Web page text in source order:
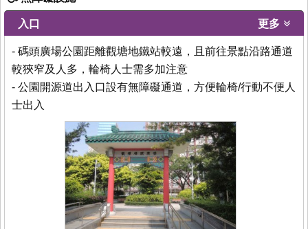
入口 更多
- 碼頭廣場公園距離觀塘地鐵站較遠，且前往景點沿路通道
較狹窄及人多，輪椅人士需多加注意
- 公園開源道出入口設有無障礙通道，方便輪椅/行動不便人
士出入